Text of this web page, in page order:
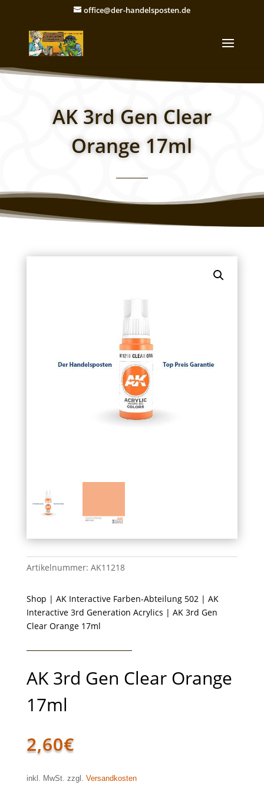
office@der-handelsposten.de
AK 3rd Gen Clear
Orange 17ml
Artikelnummer: AK11218
Shop | AK Interactive Farben-Abteilung 502| AK
Interactive 3rd Generation Acrylics | AK 3rd Gen
Clear Orange 17ml
AK 3rd Gen Clear Orange
17ml
2,60€
inkl. MwSt. zzgl. Versandkosten